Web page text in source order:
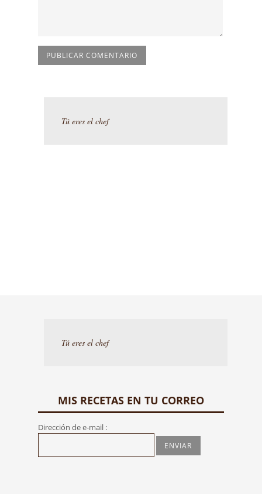
Tú eres el chef
Tú eres el chef
MIS RECETAS EN TU CORREO
Dirección de e-mail :